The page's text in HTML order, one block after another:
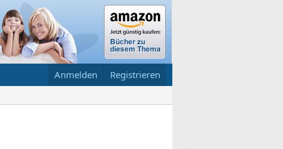
Anmelden Registrieren